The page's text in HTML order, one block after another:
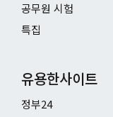
공무원 시험
특집
유용한사이트
정부24